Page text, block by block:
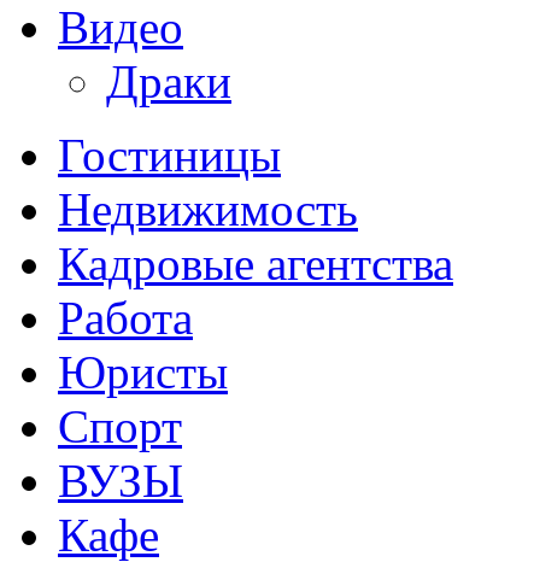
Видео
Драки
Гостиницы
Недвижимость
Кадровые агентства
Работа
Юристы
Спорт
ВУЗЫ
Кафе